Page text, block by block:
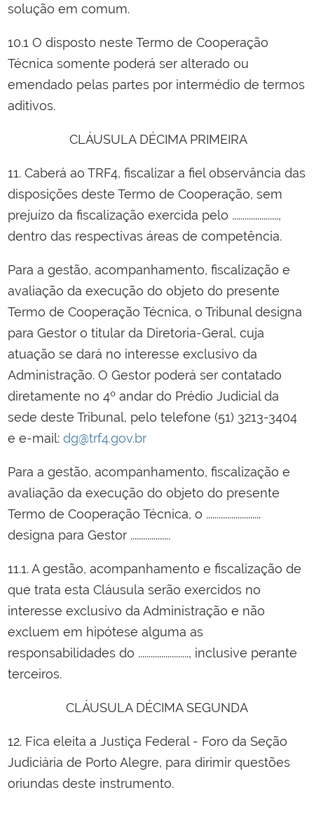
solução em comum.
10.1 O disposto neste Termo de Cooperação
Técnica somente poderá ser alterado ou
emendado pelas partes por intermédio de termos
aditivos.
CLÁUSULA DÉCIMA PRIMEIRA
11. Caberá ao TRF4, fiscalizar a fiel observância das
disposições deste Termo de Cooperação, sem
prejuízo da fiscalização exercida pelo ......................,
dentro das respectivas áreas de competência.
Para a gestão, acompanhamento, fiscalização e
avaliação da execução do objeto do presente
Termo de Cooperação Técnica, o Tribunal designa
para Gestor o titular da Diretoria-Geral, cuja
atuação se dará no interesse exclusivo da
Administração. O Gestor poderá ser contatado
diretamente no 4º andar do Prédio Judicial da
sede deste Tribunal, pelo telefone (51) 3213-3404
e e-mail: dg@trf4.gov.br
Para a gestão, acompanhamento, fiscalização e
avaliação da execução do objeto do presente
Termo de Cooperação Técnica, o ..........................
designa para Gestor ...................
11.1. A gestão, acompanhamento e fiscalização de
que trata esta Cláusula serão exercidos no
interesse exclusivo da Administração e não
excluem em hipótese alguma as
responsabilidades do ........................, inclusive perante
terceiros.
CLÁUSULA DÉCIMA SEGUNDA
12. Fica eleita a Justiça Federal - Foro da Seção
Judiciária de Porto Alegre, para dirimir questões
oriundas deste instrumento.